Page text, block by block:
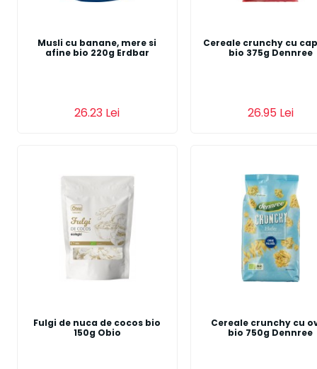
Musli cu banane, mere si
afine bio 220g Erdbar
26.23 Lei
Cereale crunchy cu
bio 375g Dennree
26.95 Lei
Fulgi de nuca de cocos bio
150g Obio
Cereale crunchy cu
bio 750g Dennree